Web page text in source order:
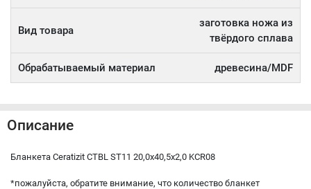
Вид товара
заготовка ножа из
твёрдого сплава
Обрабатываемый материал древесина/MDF
Описание
Бланкета Ceratizit CTBL ST11 20,0x40,5x2,0 KCR08
*пожалуйста, обратите внимание, что количество бланкет